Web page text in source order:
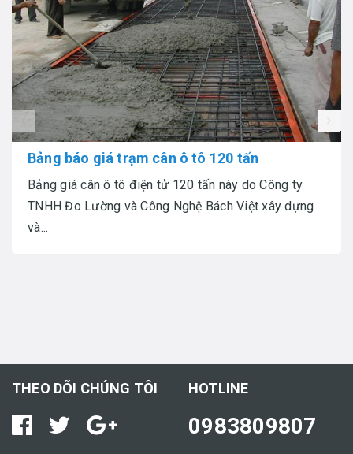
Bảng báo giá trạm cân ô tô 120 tấn
Bảng giá cân ô tô điện tử 120 tấn này do Công ty
TNHH Đo Lường và Công Nghệ Bách Việt xây dựng
và...
prev
THEO DÕI CHÚNG TÔI HOTLINE
0983809807